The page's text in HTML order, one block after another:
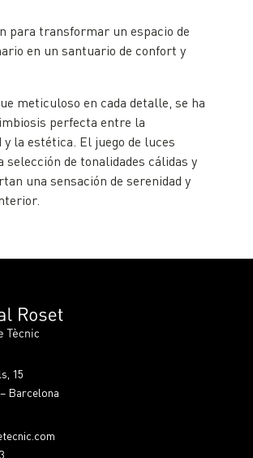
para transformar un espacio de
en un santuario de confort y
meticuloso en cada detalle, se ha
perfecta entre la
la estética. El juego de luces
selección de tonalidades cálidas y
una sensación de serenidad y
15
Barcelona